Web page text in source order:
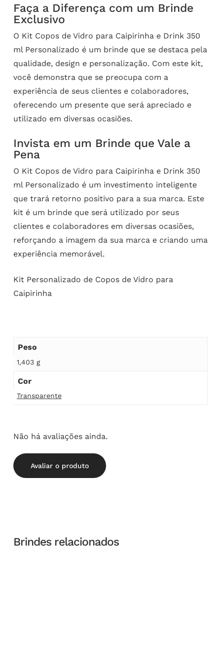
Faça a Diferença com um Brinde
Exclusivo
O Kit Copos de Vidro para Caipirinha e Drink 350
ml Personalizado é um brinde que se destaca pela
qualidade, design e personalização. Com este kit,
você demonstra que se preocupa com a
experiência de seus clientes e colaboradores,
oferecendo um presente que será apreciado e
utilizado em diversas ocasiões.
Invista em um Brinde que Vale a
Pena
O Kit Copos de Vidro para Caipirinha e Drink 350
ml Personalizado é um investimento inteligente
que trará retorno positivo para a sua marca. Este
kit é um brinde que será utilizado por seus
clientes e colaboradores em diversas ocasiões,
reforçando a imagem da sua marca e criando uma
experiência memorável.
Kit Personalizado de Copos de Vidro para
Caipirinha
Peso
1,403 g
Cor
Transparente
Não há avaliações ainda.
Avaliar o produto
Brindes relacionados